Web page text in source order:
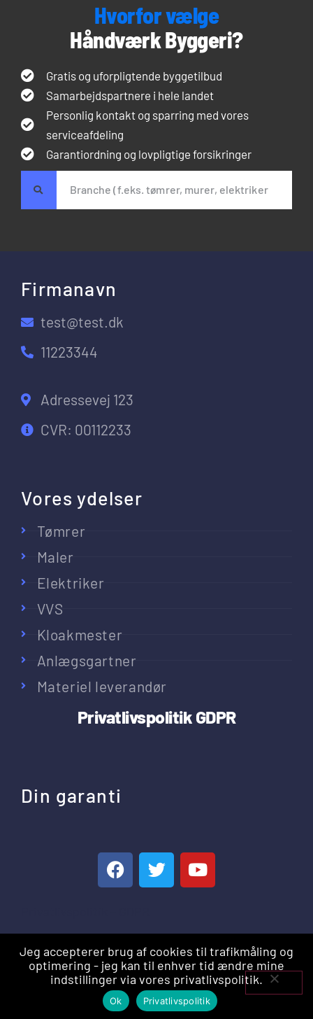
Indhent tilbud
Hvorfor vælge
Håndværk Byggeri?
Gratis og uforpligtende byggetilbud
Samarbejdspartnere i hele landet
Personlig kontakt og sparring med vores
serviceafdeling
Garantiordning og lovpligtige forsikringer
Firmanavn
test@test.dk
11223344
Adressevej 123
CVR: 00112233
Vores ydelser
Tømrer
Maler
Elektriker
VVS
Kloakmester
Anlægsgartner
Materiel leverandør
Privatlivspolitik GDPR
Din garanti
Jeg accepterer brug af cookies til trafikmåling og
optimering - jeg kan til enhver tid ændre mine
indstillinger via vores privatlivspolitik.
Ok Privatlivspolitik